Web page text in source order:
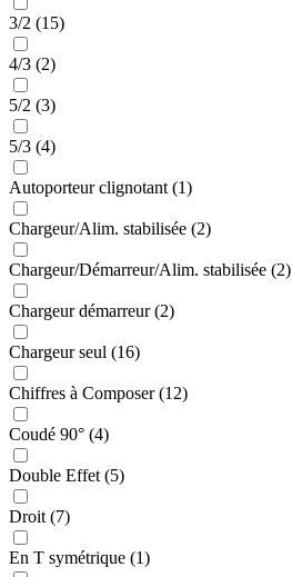
3/2 (15)
4/3 (2)
5/2 (3)
5/3 (4)
Autoporteur clignotant (1)
Chargeur/Alim. stabilisée (2)
Chargeur/Démarreur/Alim. stabilisée (2)
Chargeur démarreur (2)
Chargeur seul (16)
Chiffres à Composer (12)
Coudé 90° (4)
Double Effet (5)
Droit (7)
En T symétrique (1)